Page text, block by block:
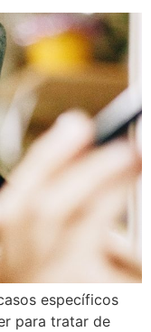
específicos
para tratar de